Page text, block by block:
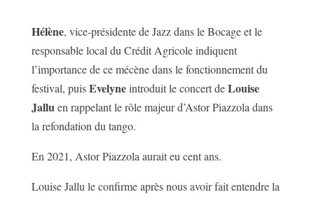
Hélène, vice-présidente de Jazz dans le Bocage et le
responsable local du Crédit Agricole indiquent
l’importance de ce mécène dans le fonctionnement du
festival, puisEvelyneintroduit le concert deLouise
Jallu en rappelant le rôle majeur d’Astor Piazzola dans
la refondation du tango.
En 2021, Astor Piazzola aurait eu cent ans.
Louise Jallu le confirme après nous avoir fait entendre la